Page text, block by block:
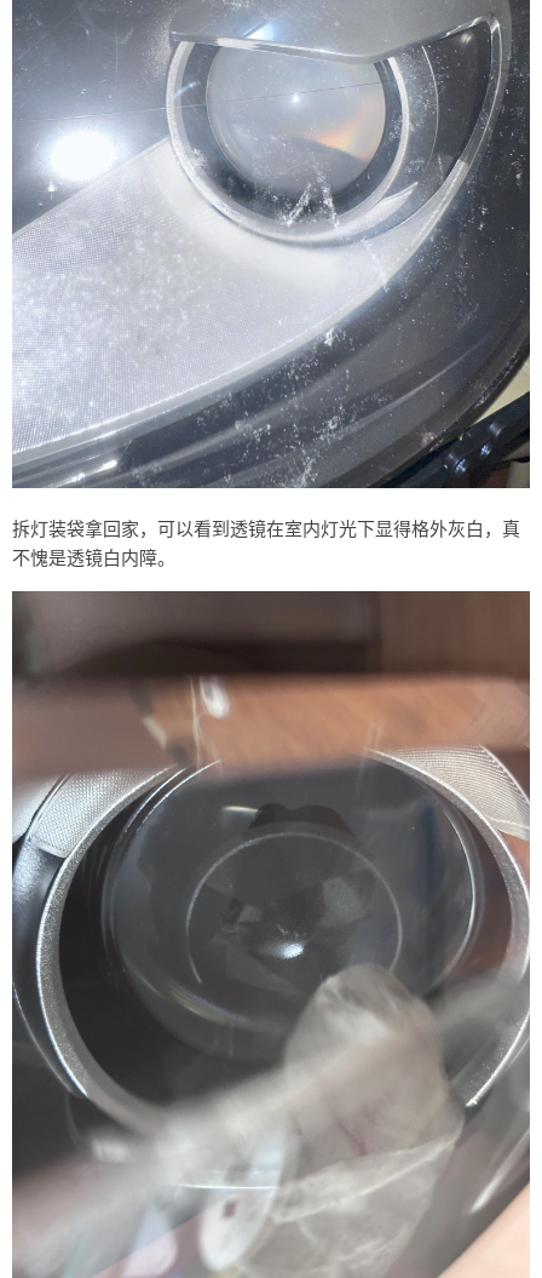
拆灯装袋拿回家，可以看到透镜在室内灯光下显得格外灰白，真
不愧是透镜白内障。